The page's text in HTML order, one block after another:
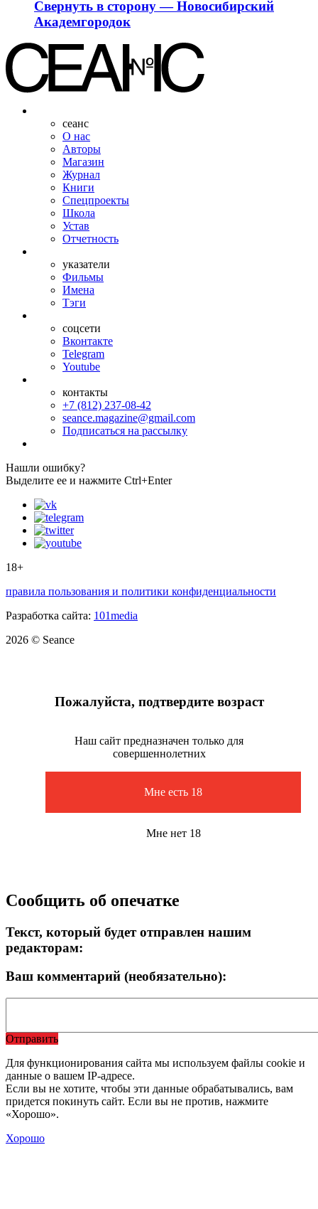
Свернуть в сторону — Новосибирский
Академгородок
сеанс
О нас
Авторы
Магазин
Журнал
Книги
Спецпроекты
Школа
Устав
Отчетность
указатели
Фильмы
Имена
Тэги
соцсети
Вконтакте
Telegram
Youtube
контакты
+7 (812) 237-08-42
seance.magazine@gmail.com
Подписаться на рассылку
Нашли ошибку?
Выделите ее и нажмите Ctrl+Enter
18+
правила пользования и политики конфиденциальности
Разработка сайта: 101media
2026 © Seance
Пожалуйста, подтвердите возраст
Наш сайт предназначен только для
совершеннолетних
Мне есть 18
Мне нет 18
Сообщить об опечатке
Текст, который будет отправлен нашим
редакторам:
Ваш комментарий (необязательно):
Отправить
Для функционирования сайта мы используем файлы cookie и
данные о вашем IP-адресе.
Если вы не хотите, чтобы эти данные обрабатывались, вам
придется покинуть сайт. Если вы не против, нажмите
«Хорошо».
Хорошо